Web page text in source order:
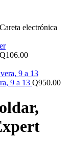
Careta electrónica
Q106.00
9 a 13 Q950.00